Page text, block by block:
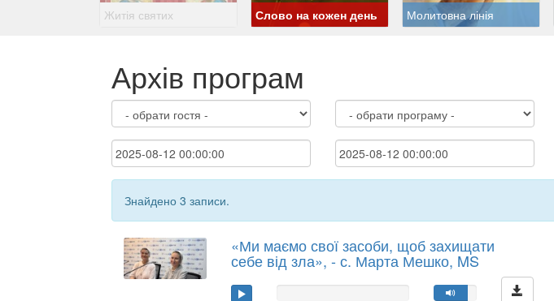
Житія святих Слово на кожен день Молитовна лінія
Архів програм
Знайдено 3 записи.
«Ми маємо свої засоби, щоб захищати
себе від зла», - с. Марта Мешко, MS